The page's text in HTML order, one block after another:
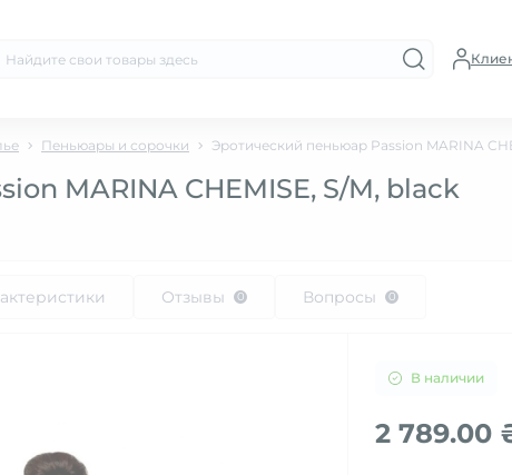
Пеньюары и сорочки Эротический пеньюар Passion MARINA
MARINA CHEMISE, S/M, black
Отзывы 0 Вопросы 0
В наличии
2 789.00